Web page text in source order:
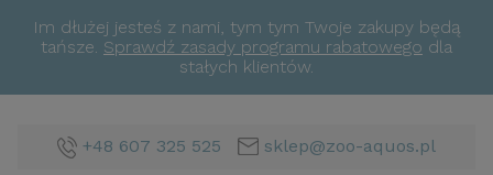
Im dłużej jesteś z nami, tym tym Twoje zakupy będą
tańsze. Sprawdź zasady programu rabatowego dla
stałych klientów.
+48 607 325 525 sklep@zoo-aquos.pl